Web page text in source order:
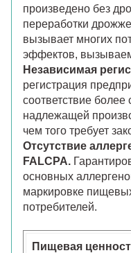
произведено без
переработки
вызывает многих
эффектов,
Независимая
регистрация
соответствие
надлежащей
чем того требует
Отсутствие
FALCPA.
основных
маркировке
потребителей.
Пищевая